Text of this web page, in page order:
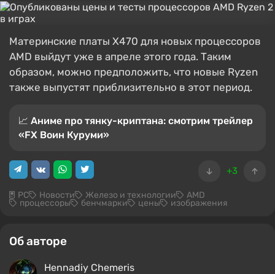
Материнские платы X470 для новых процессоров
AMD выйдут уже в апреле этого года. Таким
образом, можно предположить, что новые Ryzen
также выпустят приблизительно в этот период.
📈 Аниме про тянку-криптана: смотрим трейлер
«FX Воин Куруми»
+3
PC Новости Железо и технологии AMD
процессоры бенчмарки цены изображения
Об авторе
Hennadiy Chemеris